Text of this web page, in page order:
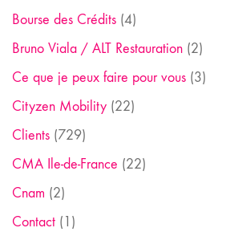
Bourse des Crédits (4)
Bruno Viala / ALT Restauration (2)
Ce que je peux faire pour vous (3)
Cityzen Mobility (22)
Clients (729)
CMA Ile-de-France (22)
Cnam (2)
Contact (1)